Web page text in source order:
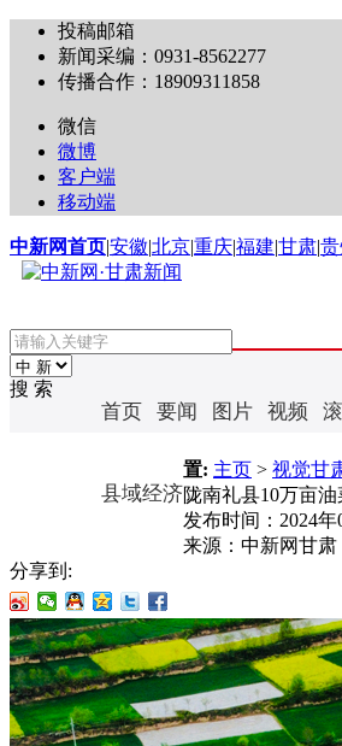
投稿邮箱
新闻采编：0931-8562277
传播合作：18909311858
微信
微博
客户端
移动端
中新网首页|安徽|北京|重庆|福建|甘肃|贵
搜 索
首页 要闻 图片 视频
县域经济
置: 主页 > 视觉甘
陇南礼县10万亩
发布时间： 2024
来源： 中新网甘肃
分享到: